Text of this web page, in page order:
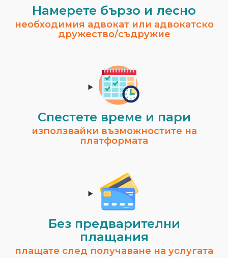
Намерете бързо и лесно
необходимия адвокат или адвокатско
дружество/съдружие
Спестeте време и пари
използвайки възможностите на
платформата
Без предварителни
плащания
плащате след получаване на услугата